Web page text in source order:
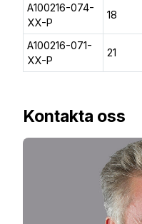
A100216-074-
XX-P
18
A100216-071-
XX-P
21
Kontakta oss